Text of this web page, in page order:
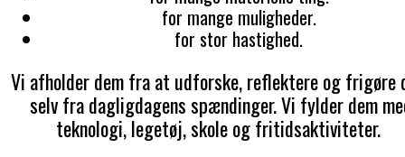
for mange muligheder.
for stor hastighed.
Vi afholder dem fra at udforske, reflektere og frigøre
selv fra dagligdagens spændinger. Vi fylder dem
teknologi, legetøj, skole og fritidsaktiviteter.